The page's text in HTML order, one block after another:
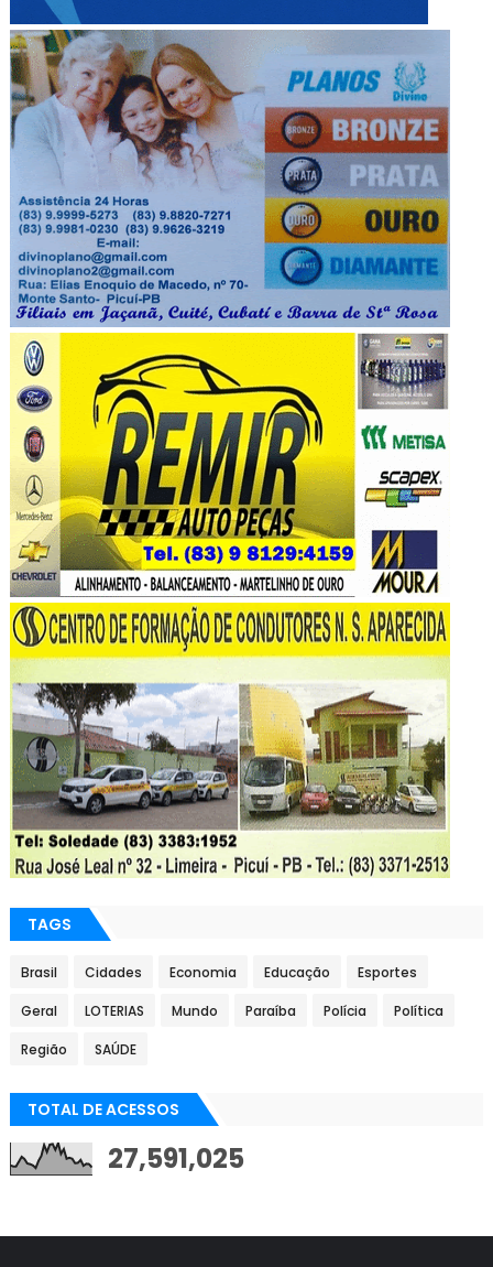
TAGS
Brasil Cidades Economia Educação Esportes
Geral LOTERIAS Mundo Paraíba Polícia Política
Região SAÚDE
TOTAL DE ACESSOS
27,591,025